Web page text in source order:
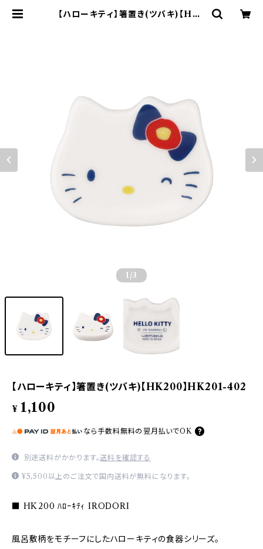
【ハローキティ】箸置き(ツバキ)【HK2
1 /3
【ハローキティ】箸置き(ツバキ)【HK200】HK201-402
¥ 1,100
なら 手数料無料の 翌月払いでOK
別途送料がかかります。送料を確認する
¥5,500以上のご注文で国内送料が無料になります。
■ HK200 ﾊﾛｰｷﾃｨ IRODORI
風呂敷柄をモチーフにしたハローキティの食器シリーズ。